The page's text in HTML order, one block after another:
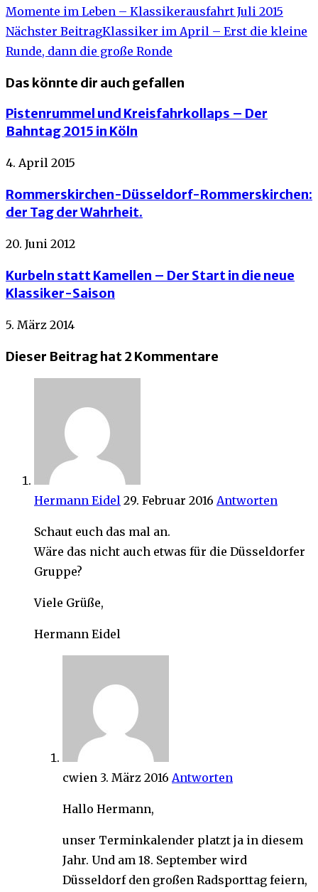
Momente im Leben – Klassikerausfahrt Juli 2015
Nächster BeitragKlassiker im April – Erst die kleine
Runde, dann die große Ronde
Das könnte dir auch gefallen
Pistenrummel und Kreisfahrkollaps – Der
Bahntag 2015 in Köln
4. April 2015
Rommerskirchen-Düsseldorf-Rommerskirchen:
der Tag der Wahrheit.
20. Juni 2012
Kurbeln statt Kamellen – Der Start in die neue
Klassiker-Saison
5. März 2014
Dieser Beitrag hat 2 Kommentare
Hermann Eidel 29. Februar 2016 Antworten
Schaut euch das mal an.
Wäre das nicht auch etwas für die Düsseldorfer
Gruppe?
Viele Grüße,
Hermann Eidel
cwien 3. März 2016 Antworten
Hallo Hermann,
unser Terminkalender platzt ja in diesem
Jahr. Und am 18. September wird
Düsseldorf den großen Radsporttag feiern,